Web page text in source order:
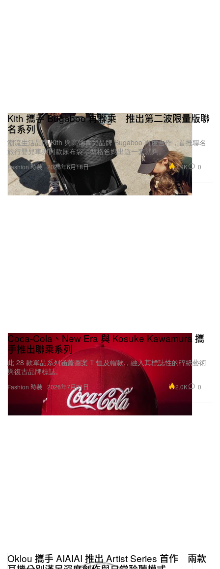
Fashion 時裝
Kith 攜手 Bugaboo 再聯乘 推出第二波限量版聯
名系列
潮流生活品牌 Kith 與高端育兒品牌 Bugaboo 再度合作，首推聯名
旅行嬰兒車與同款尿布袋，型格爸媽出遊一套就夠。
2026年6月18日 3.9K 0
Fashion 時裝
Coca-Cola、New Era 與 Kosuke Kawamura 攜
手推出聯乘系列
此 28 款單品系列涵蓋圖案 T 恤及帽款，融入其標誌性的碎紙藝術
與復古品牌標誌。
2026年7月31日 2.0K 0
Oklou 攜手 AIAIAI 推出 Artist Series 首作 兩款